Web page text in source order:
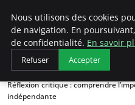
AIESEC France
Accueil
Leadership
Réflexion critique : comprendre
indépendante
Nous utilisons des cookies
de navigation. En
de confidentialité. En savoir
Refuser Accepter